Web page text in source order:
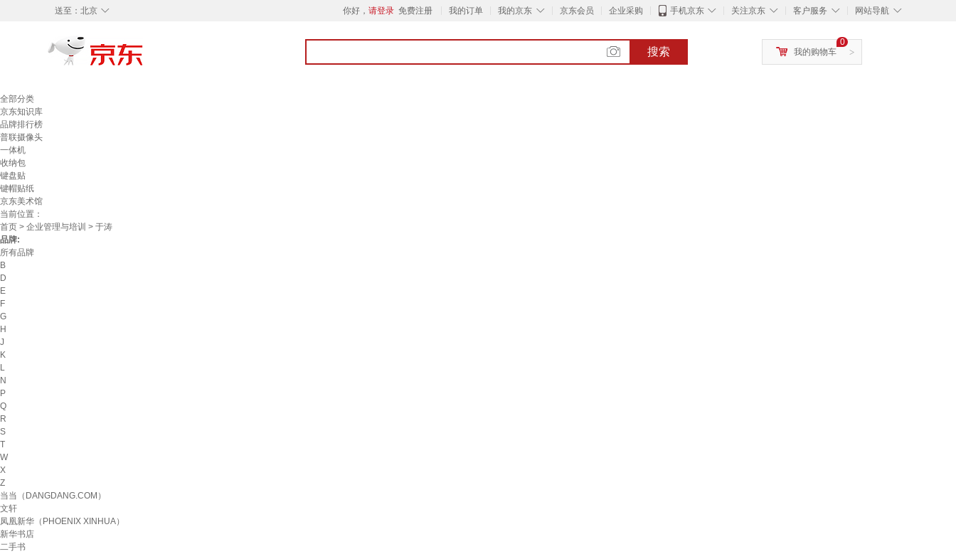
◇
送至： 北京 你好， 请登录 免费注册 我的订单 ◇
我的京东 京东会员 企业采购 ◇
手机京东 ◇
关注京东 ◇
客户服务 ◇
网站导航
搜索 >
0
我的购物车
全部分类
京东知识库
品牌排行榜
普联摄像头
一体机
收纳包
键盘贴
键帽贴纸
京东美术馆
当前位置：
首页 > 企业管理与培训 > 于涛
品牌:
所有品牌
B
D
E
F
G
H
J
K
L
N
P
Q
R
S
T
W
X
Z
当当（DANGDANG.COM）
文轩
凤凰新华（PHOENIX XINHUA）
新华书店
二手书